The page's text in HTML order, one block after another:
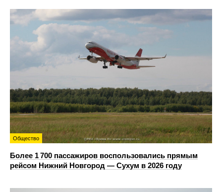
Общество
Более 1 700 пассажиров воспользовались прямым
рейсом Нижний Новгород — Сухум в 2026 году